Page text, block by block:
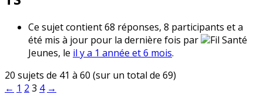
Ce sujet contient 68 réponses, 8 participants et a
été mis à jour pour la dernière fois par
Fil Santé
Jeunes, le il y a 1 année et 6 mois.
20 sujets de 41 à 60 (sur un total de 69)
← 1 2 3 4 →